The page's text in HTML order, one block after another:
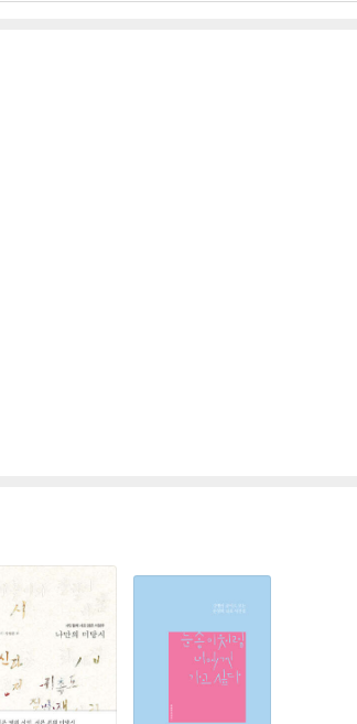
역시집 『Die Mohnblume im Haar』, 스페인어 번역
슬픔도 향기롭다』, 『남자를 위하여』, 『오라, 거짓 사랑아
작가의 사랑』 외에 장시집 『아우내의 새』, 시극집 『구운